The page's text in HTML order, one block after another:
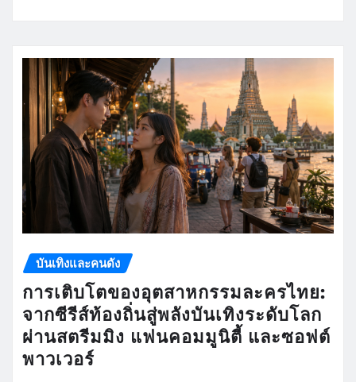
บันเทิงและคนดัง
การเติบโตของอุตสาหกรรมละครไทย:
จากซีรีส์ท้องถิ่นสู่พลังบันเทิงระดับโลก
ผ่านสตรีมมิง แฟนคอมมูนิตี้ และซอฟต์
พาวเวอร์